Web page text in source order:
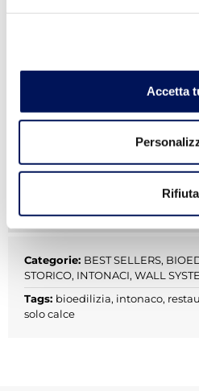
Accetta
Rifiuta
SCHEDA DI SICUREZZA
Categorie: BEST SELLERS,
STORICO, INTONACI, WALL
Tags: bioedilizia, intonaco,
solo calce